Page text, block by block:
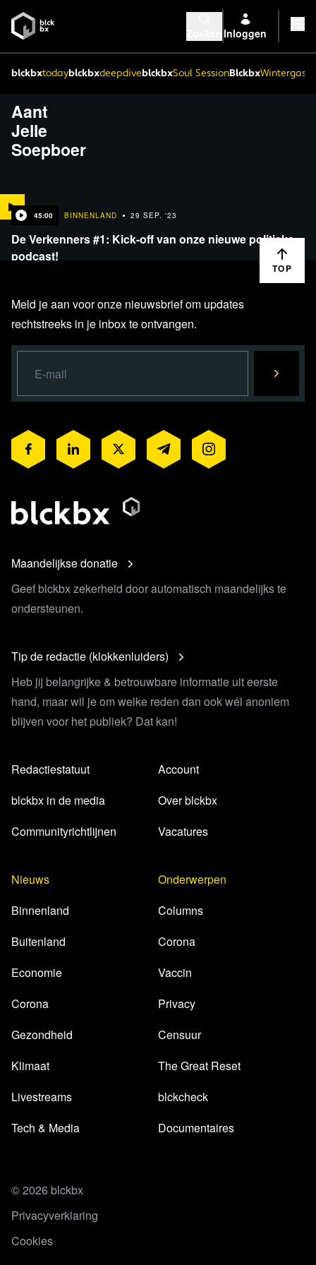
Inloggen
blckbxtodayblckbxdeepdiveblckbxSoul SessionBlckbx
Aant
Jelle
Soepboer
45:00 BINNENLAND 29 SEP. '23
De Verkenners #1: Kick-off van onze nieuwe politieke
podcast!
TOP
Meld je aan voor onze nieuwsbrief om updates
rechtstreeks in je inbox te ontvangen.
Maandelijkse donatie
Geef blckbx zekerheid door automatisch maandelijks te
ondersteunen.
Tip de redactie (klokkenluiders)
Heb jij belangrijke & betrouwbare informatie uit eerste
hand, maar wil je om welke reden dan ook wél anoniem
blijven voor het publiek? Dat kan!
Redactiestatuut
blckbx in de media
Communityrichtlijnen
Account
Over blckbx
Vacatures
Nieuws
Binnenland
Buitenland
Economie
Corona
Gezondheid
Klimaat
Livestreams
Tech & Media
Onderwerpen
Columns
Corona
Vaccin
Privacy
Censuur
The Great Reset
blckcheck
Documentaires
© 2026 blckbx
Privacyverklaring
Cookies